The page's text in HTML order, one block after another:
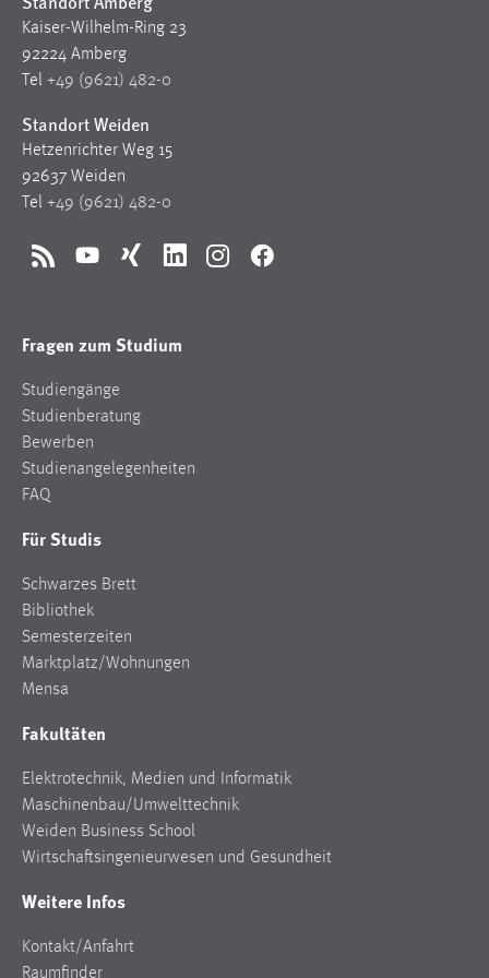
Kaiser-Wilhelm-Ring 23
92224 Amberg
Tel +49 (9621) 482-0
Standort Weiden
Hetzenrichter Weg 15
92637 Weiden
Tel +49 (9621) 482-0
RSS YouTubeXing LinkedInInstagramFacebook
Fragen zum Studium
Studiengänge
Studienberatung
Bewerben
Studienangelegenheiten
FAQ
Für Studis
Schwarzes Brett
Bibliothek
Semesterzeiten
Marktplatz/Wohnungen
Mensa
Fakultäten
Elektrotechnik, Medien und Informatik
Maschinenbau/Umwelttechnik
Weiden Business School
Wirtschaftsingenieurwesen und Gesundheit
Weitere Infos
Kontakt/Anfahrt
Raumfinder
Conversion-Tracking
Cookie Laufzeit:
3 Monate
Facebook Pixel
Name:
Anbieter:
Conversion-Tracking
Cookie Laufzeit:
3 Monate
Um Inhalte von Videoplattformen und Social Media
externen Medien Cookies gesetzt.
YouTube